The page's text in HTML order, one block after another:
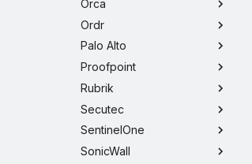
Orca
Ordr
Palo Alto
Proofpoint
Rubrik
Secutec
SentinelOne
SonicWall